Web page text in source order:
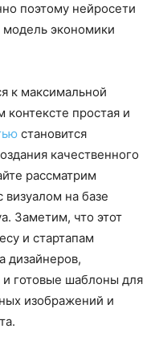
поэтому нейросети
экономики
к максимальной
контексте простая и
становится
качественного
рассматрим
на базе
Заметим, что этот
и стартапам
дизайнеров,
и готовые шаблоны для
изображений и